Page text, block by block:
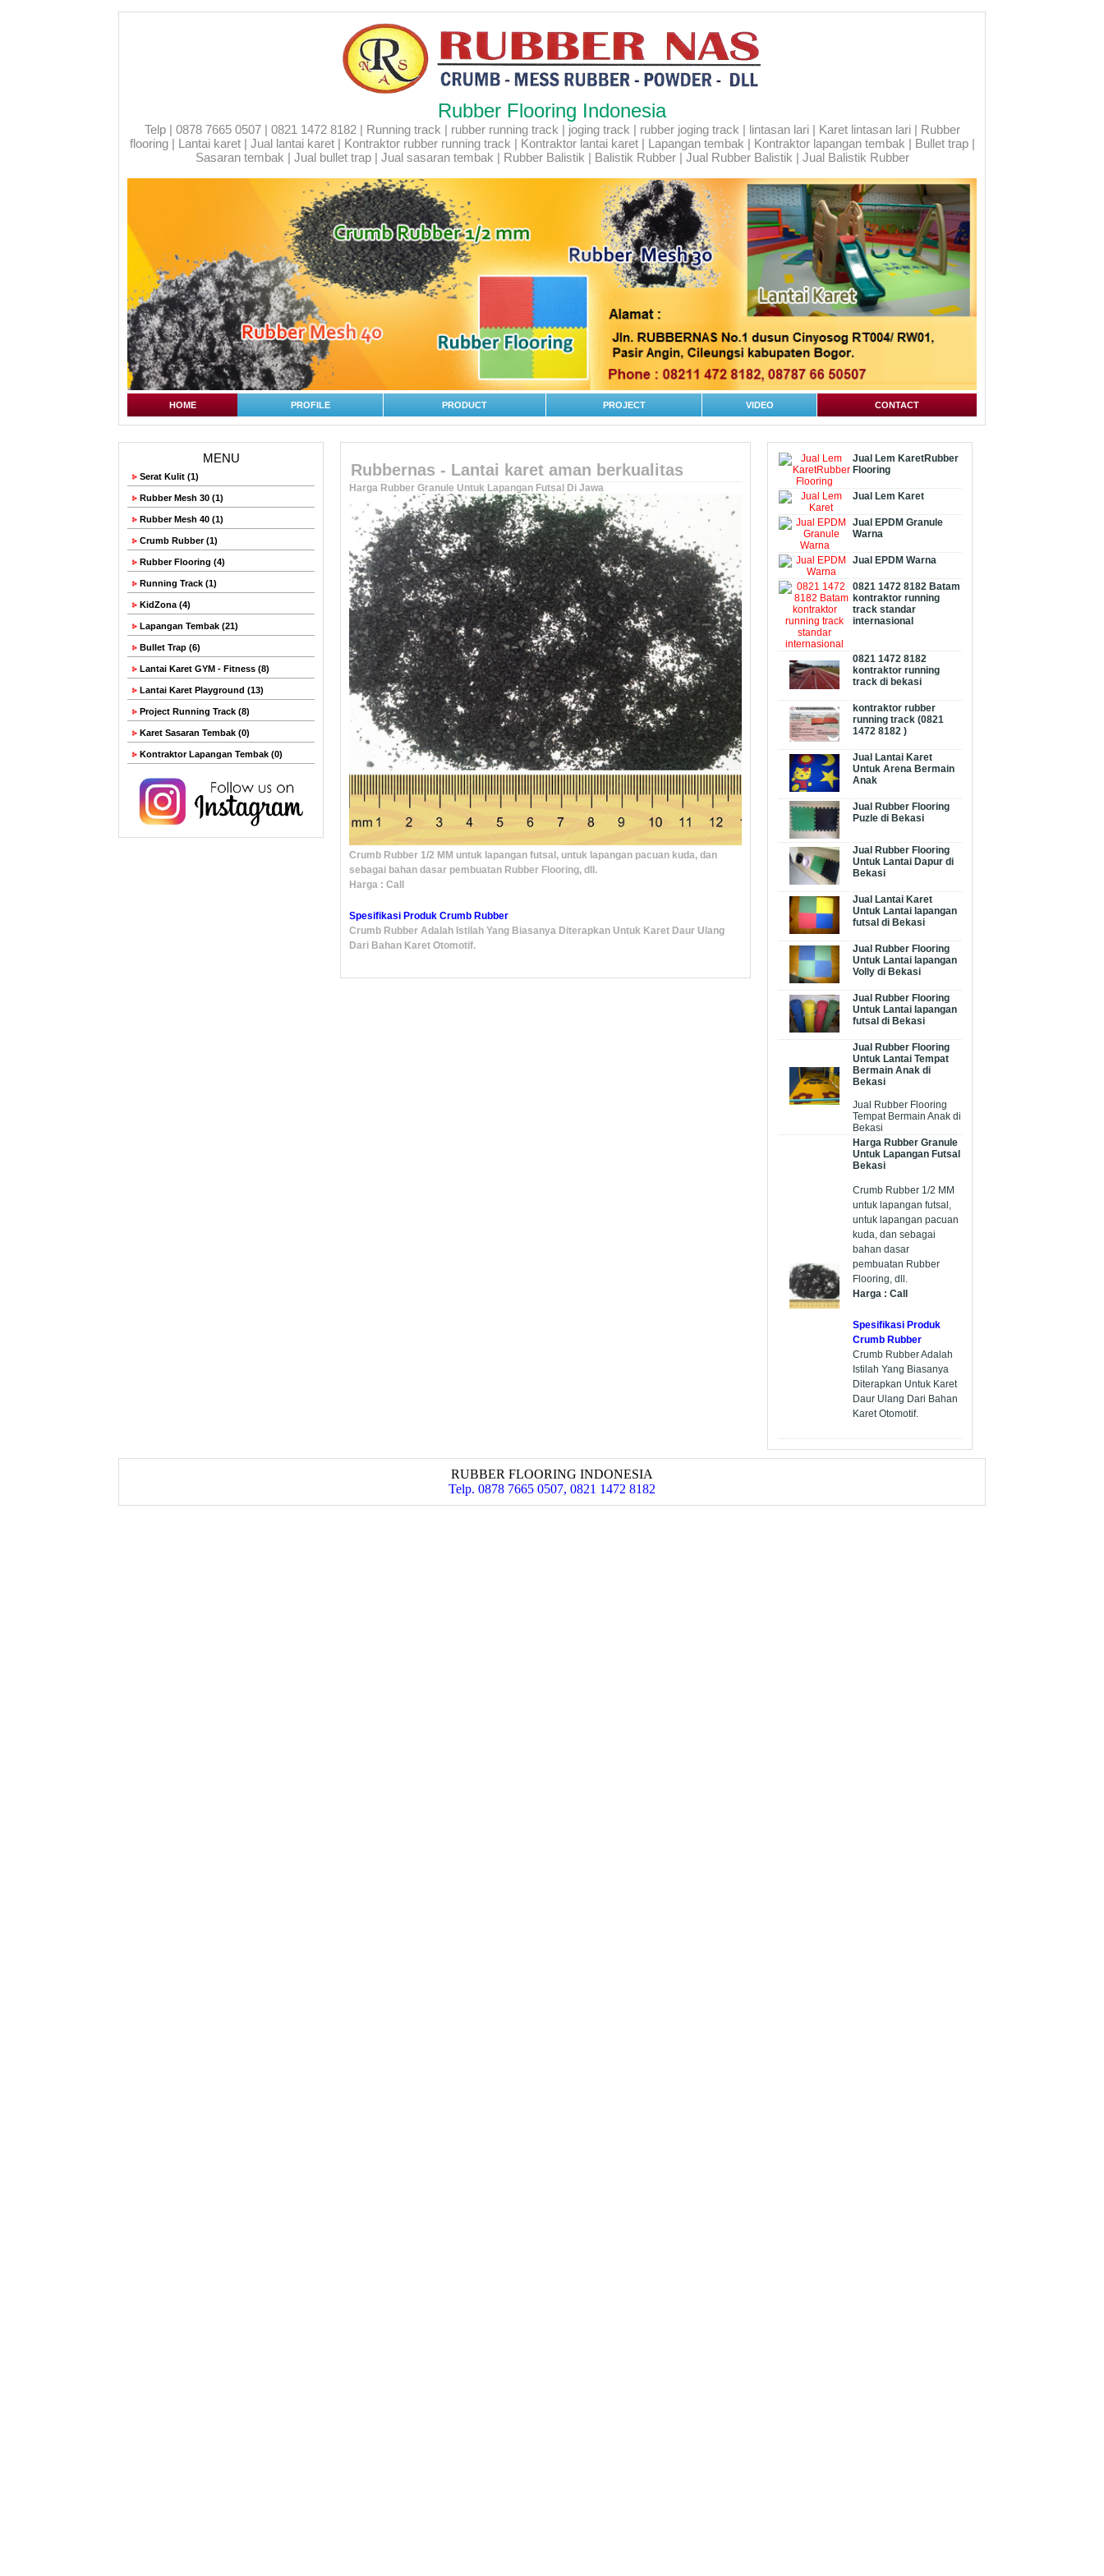
Rubber Flooring Indonesia
Telp | 0878 7665 0507 | 0821 1472 8182 | Running track | rubber running track | joging track | rubber joging track | lintasan lari | Karet lintasan lari | Rubber
flooring | Lantai karet | Jual lantai karet | Kontraktor rubber running track | Kontraktor lantai karet | Lapangan tembak | Kontraktor lapangan tembak | Bullet trap |
Sasaran tembak | Jual bullet trap | Jual sasaran tembak | Rubber Balistik | Balistik Rubber | Jual Rubber Balistik | Jual Balistik Rubber
HOME PROFILE PRODUCT PROJECT VIDEO CONTACT
MENU
Serat Kulit (1)
Rubber Mesh 30 (1)
Rubber Mesh 40 (1)
Crumb Rubber (1)
Rubber Flooring (4)
Running Track (1)
KidZona (4)
Lapangan Tembak (21)
Bullet Trap (6)
Lantai Karet GYM - Fitness (8)
Lantai Karet Playground (13)
Project Running Track (8)
Karet Sasaran Tembak (0)
Kontraktor Lapangan Tembak (0)
Rubbernas - Lantai karet aman berkualitas
Harga Rubber Granule Untuk Lapangan Futsal Di Jawa
Crumb Rubber 1/2 MM untuk lapangan futsal, untuk lapangan pacuan kuda, dan
sebagai bahan dasar pembuatan Rubber Flooring, dll.
Harga : Call
Spesifikasi Produk Crumb Rubber
Crumb Rubber Adalah Istilah Yang Biasanya Diterapkan Untuk Karet Daur Ulang
Dari Bahan Karet Otomotif.
Jual Lem KaretRubber
Flooring
Jual Lem Karet
Jual EPDM Granule
Warna
Jual EPDM Warna
0821 1472 8182 Batam
kontraktor running
track standar
internasional
0821 1472 8182
kontraktor running
track di bekasi
kontraktor rubber
running track (0821
1472 8182 )
Jual Lantai Karet
Untuk Arena Bermain
Anak
Jual Rubber Flooring
Puzle di Bekasi
Jual Rubber Flooring
Untuk Lantai Dapur di
Bekasi
Jual Lantai Karet
Untuk Lantai lapangan
futsal di Bekasi
Jual Rubber Flooring
Untuk Lantai lapangan
Volly di Bekasi
Jual Rubber Flooring
Untuk Lantai lapangan
futsal di Bekasi
Jual Rubber Flooring
Untuk Lantai Tempat
Bermain Anak di
Bekasi
Jual Rubber Flooring
Tempat Bermain Anak di
Bekasi
Harga Rubber Granule
Untuk Lapangan Futsal
Bekasi
Crumb Rubber 1/2 MM
untuk lapangan futsal,
untuk lapangan pacuan
kuda, dan sebagai
bahan dasar
pembuatan Rubber
Flooring, dll.
Harga : Call
Spesifikasi Produk
Crumb Rubber
Crumb Rubber Adalah
Istilah Yang Biasanya
Diterapkan Untuk Karet
Daur Ulang Dari Bahan
Karet Otomotif.
RUBBER FLOORING INDONESIA
Telp. 0878 7665 0507, 0821 1472 8182